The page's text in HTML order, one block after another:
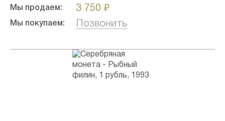
Мы продаем: 3 750 ₽
Мы покупаем: Позвонить